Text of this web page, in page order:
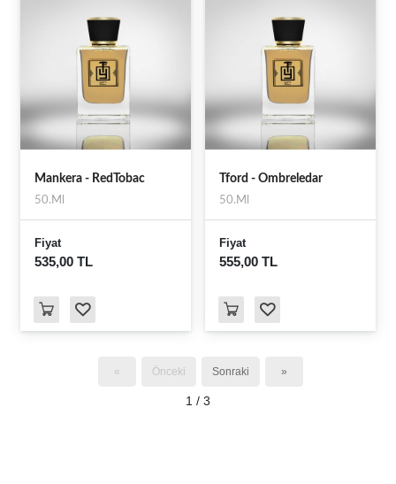
Mankera - RedTobac
50.Ml
Fiyat
535,00 TL
Tford - Ombreledar
50.Ml
Fiyat
555,00 TL
« Önceki Sonraki »
1 / 3